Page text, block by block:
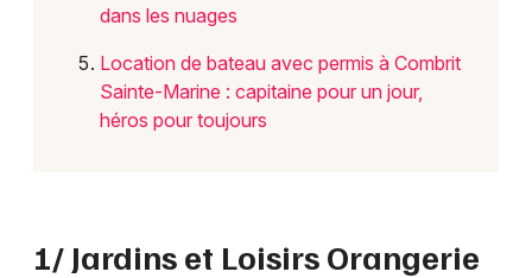
dans les nuages
Location de bateau avec permis à Combrit
Sainte-Marine : capitaine pour un jour,
héros pour toujours
1/ Jardins et Loisirs Orangerie